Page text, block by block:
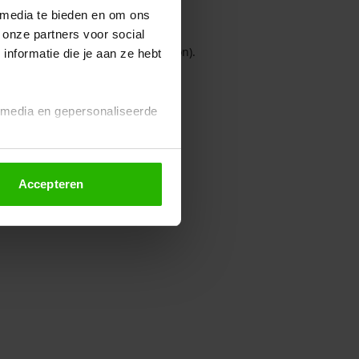
te bieden en om ons
partners voor social
die je aan ze hebt
en gepersonaliseerde
altijd wijzigen of
Accepteren
console for more information).